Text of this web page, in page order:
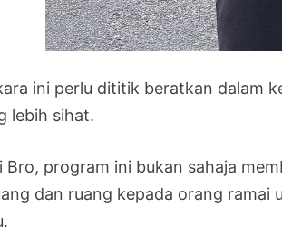
ini perlu dititik beratkan dalam
lebih sihat.
Bro, program ini bukan sahaja
dan ruang kepada orang